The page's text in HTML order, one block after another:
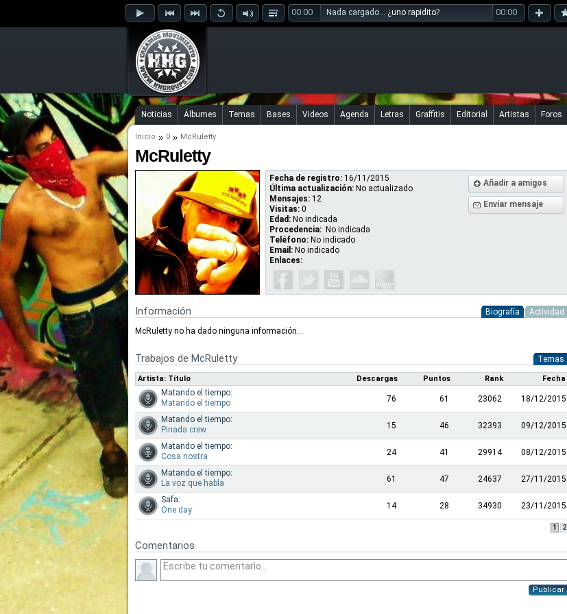
00:00 Nada cargado... ¿uno rapidito? 00:00
Noticias Álbumes Temas Bases Videos Agenda Letras Graffitis Editorial Artistas Foros
Inicio 0 McRuletty
McRuletty
Añadir a amigos
Enviar mensaje
Fecha de registro: 16/11/2015
Última actualización: No actualizado
Mensajes: 12
Visitas: 0
Edad: No indicada
Procedencia: No indicada
Teléfono: No indicado
Email: No indicado
Enlaces:
Información Biografía
Actividad
McRuletty no ha dado ninguna información...
Trabajos de McRuletty Temas
Artista: Título Descargas Puntos Rank Fecha
Matando el tiempo:
Matando el tiempo
76 61 23062 18/12/2015
Matando el tiempo:
Pinada crew
15 46 32393 09/12/2015
Matando el tiempo:
Cosa nostra
24 41 29914 08/12/2015
Matando el tiempo:
La voz que habla
61 47 24637 27/11/2015
Safa:
One day
14 28 34930 23/11/2015
1 2
Comentarios
Publicar